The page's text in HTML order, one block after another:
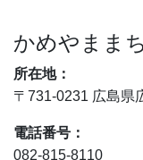
かめやまま
所在地：
〒731-0231 広島県
電話番号：
082-815-8110